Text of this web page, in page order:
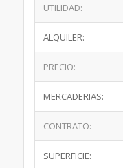
UTILIDAD:
ALQUILER:
PRECIO:
MERCADERIAS:
CONTRATO:
SUPERFICIE: